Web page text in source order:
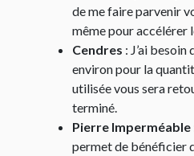
de me faire parvenir
même pour accélérer
Cendres : J’ai besoin
environ pour la
utilisée vous sera
terminé.
Pierre Imperméable
permet de bénéficier